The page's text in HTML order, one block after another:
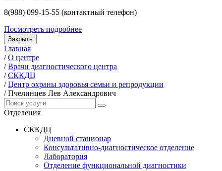
8(988) 099-15-55 (контактный телефон)
Посмотреть подробнее
Закрыть
Главная
/ О центре
/ Врачи диагностического центра
/ СККДЦ
/ Центр охраны здоровья семьи и репродукции
/ Пчелинцев Лев Александрович
Отделения
СККДЦ
Дневной стационар
Консультативно-диагностическое отделение
Лаборатория
Отделение функциональной диагностики